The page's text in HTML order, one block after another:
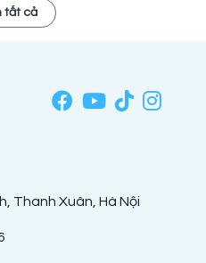
tất cả
Thanh Xuân, Hà Nội